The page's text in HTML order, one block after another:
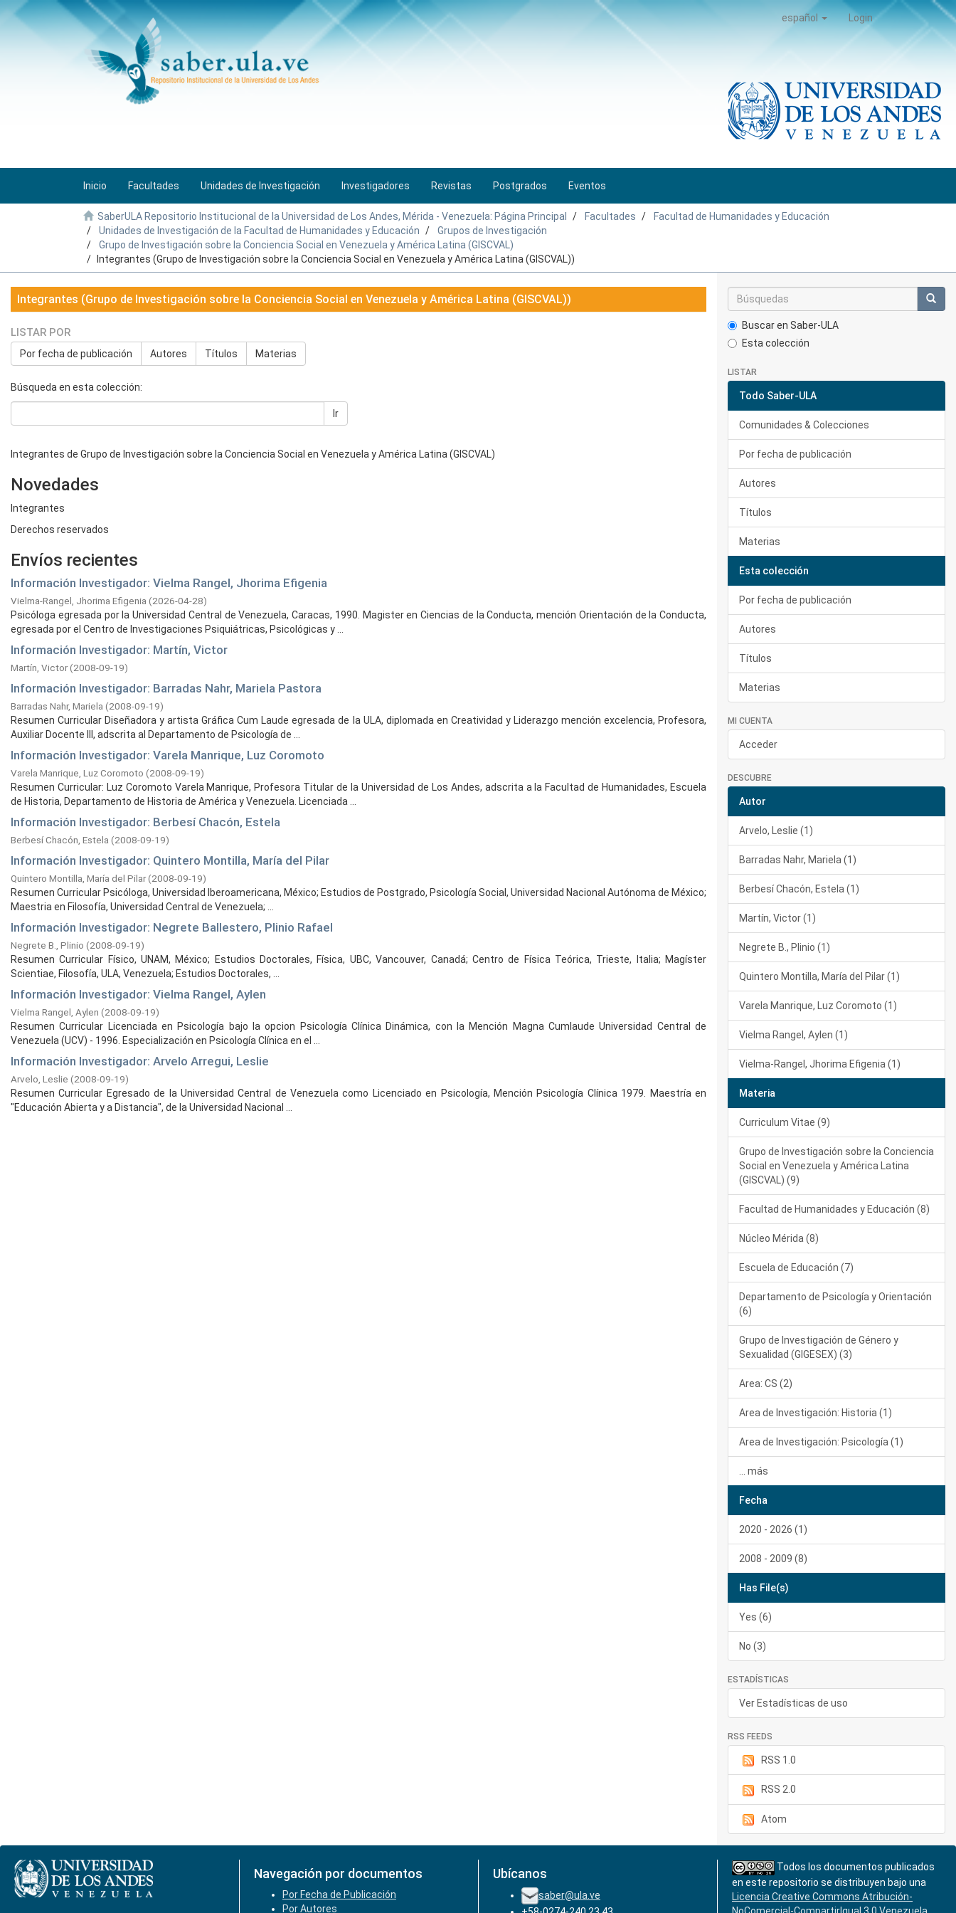
español Login
Inicio Facultades Unidades de Investigación Investigadores Revistas Postgrados Eventos
SaberULA Repositorio Institucional de la Universidad de Los Andes, Mérida - Venezuela: Página Principal Facultades
Facultad de Humanidades y Educación
Unidades de Investigación de la Facultad de Humanidades y Educación
Grupos de Investigación
Grupo de Investigación sobre la Conciencia Social en Venezuela y América Latina (GISCVAL)
Integrantes (Grupo de Investigación sobre la Conciencia Social en Venezuela y América Latina (GISCVAL))
Integrantes (Grupo de Investigación sobre la Conciencia Social en Venezuela y América Latina (GISCVAL))
LISTAR POR
Por fecha de publicación Autores Títulos Materias
Búsqueda en esta colección:
Ir
Integrantes de Grupo de Investigación sobre la Conciencia Social en Venezuela y América Latina (GISCVAL)
Novedades
Integrantes
Derechos reservados
Envíos recientes
Información Investigador: Vielma Rangel, Jhorima Efigenia
Vielma-Rangel, Jhorima Efigenia (2026-04-28)
Psicóloga egresada por la Universidad Central de Venezuela, Caracas, 1990. Magister en Ciencias de la Conducta, mención Orientación de la Conducta,
egresada por el Centro de Investigaciones Psiquiátricas, Psicológicas y ...
Información Investigador: Martín, Victor
Martín, Victor(2008-09-19)
Información Investigador: Barradas Nahr, Mariela Pastora
Barradas Nahr, Mariela (2008-09-19)
Resumen Curricular Diseñadora y artista Gráfica Cum Laude egresada de la ULA, diplomada en Creatividad y Liderazgo mención excelencia, Profesora,
Auxiliar Docente III, adscrita al Departamento de Psicología de ...
Información Investigador: Varela Manrique, Luz Coromoto
Varela Manrique, Luz Coromoto (2008-09-19)
Resumen Curricular: Luz Coromoto Varela Manrique, Profesora Titular de la Universidad de Los Andes, adscrita a la Facultad de Humanidades, Escuela
de Historia, Departamento de Historia de América y Venezuela. Licenciada ...
Información Investigador: Berbesí Chacón, Estela
Berbesí Chacón, Estela (2008-09-19)
Información Investigador: Quintero Montilla, María del Pilar
Quintero Montilla, María del Pilar(2008-09-19)
Resumen Curricular Psicóloga, Universidad Iberoamericana, México; Estudios de Postgrado, Psicología Social, Universidad Nacional Autónoma de México;
Maestria en Filosofía, Universidad Central de Venezuela; ...
Información Investigador: Negrete Ballestero, Plinio Rafael
Negrete B., Plinio (2008-09-19)
Resumen Curricular Físico, UNAM, México; Estudios Doctorales, Física, UBC, Vancouver, Canadá; Centro de Física Teórica, Trieste, Italia; Magíster
Scientiae, Filosofía, ULA, Venezuela; Estudios Doctorales, ...
Información Investigador: Vielma Rangel, Aylen
Vielma Rangel, Aylen (2008-09-19)
Resumen Curricular Licenciada en Psicología bajo la opcion Psicología Clínica Dinámica, con la Mención Magna Cumlaude Universidad Central de
Venezuela (UCV) - 1996. Especialización en Psicología Clínica en el ...
Información Investigador: Arvelo Arregui, Leslie
Arvelo, Leslie (2008-09-19)
Resumen Curricular Egresado de la Universidad Central de Venezuela como Licenciado en Psicología, Mención Psicología Clínica 1979. Maestría en
"Educación Abierta y a Distancia", de la Universidad Nacional ...
Buscar en Saber-ULA
Esta colección
LISTAR
Todo Saber-ULA
Comunidades & Colecciones
Por fecha de publicación
Autores
Títulos
Materias
Esta colección
Por fecha de publicación
Autores
Títulos
Materias
MI CUENTA
Acceder
DESCUBRE
Autor
Arvelo, Leslie (1)
Barradas Nahr, Mariela (1)
Berbesí Chacón, Estela (1)
Martín, Victor (1)
Negrete B., Plinio (1)
Quintero Montilla, María del Pilar (1)
Varela Manrique, Luz Coromoto (1)
Vielma Rangel, Aylen (1)
Vielma-Rangel, Jhorima Efigenia (1)
Materia
Curriculum Vitae (9)
Grupo de Investigación sobre la Conciencia
Social en Venezuela y América Latina
(GISCVAL) (9)
Facultad de Humanidades y Educación (8)
Núcleo Mérida (8)
Escuela de Educación (7)
Departamento de Psicología y Orientación
(6)
Grupo de Investigación de Género y
Sexualidad (GIGESEX) (3)
Area: CS (2)
Area de Investigación: Historia (1)
Area de Investigación: Psicología (1)
... más
Fecha
2020 - 2026 (1)
2008 - 2009 (8)
Has File(s)
Yes (6)
No (3)
ESTADÍSTICAS
Ver Estadísticas de uso
RSS FEEDS
RSS 1.0
RSS 2.0
Atom
Navegación por documentos
Por Fecha de Publicación
Por Autores
Ubícanos
saber@ula.ve
Todos los documentos publicados
en este repositorio se distribuyen bajo una
Licencia Creative Commons Atribución-
NoComercial-CompartirIgual 3.0 Venezuela